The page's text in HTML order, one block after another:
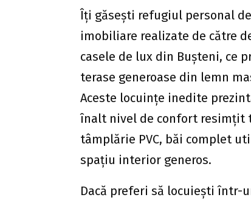
Îți găsești refugiul personal
imobiliare realizate de către
casele de lux din Bușteni, ce
terase generoase din lemn
Aceste locuințe inedite
înalt nivel de confort resimțit
tâmplărie PVC, băi complet
spațiu interior generos.
Dacă preferi să locuiești într-